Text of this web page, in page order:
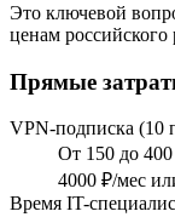
Это ключевой
ценам
Прямые
VPN-подписка (10
От 150 до
4000 ₽/мес
Время IT-